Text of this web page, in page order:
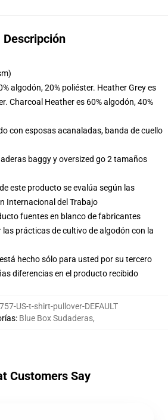
Descripción
algodón, 20% poliéster. Heather Grey es
Charcoal Heather es 60% algodón, 40%
con esposas acanaladas, banda de cuello
baggy y oversized go 2 tamaños
este producto se evalúa según las
Internacional del Trabajo
fuentes en blanco de fabricantes
prácticas de cultivo de algodón con la
hecho sólo para usted por su tercero
diferencias en el producto recibido
US-t-shirt-pullover-DEFAULT
: Blue Box Sudaderas,
Customers Say